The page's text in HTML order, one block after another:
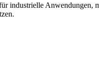
industrielle Anwendungen,